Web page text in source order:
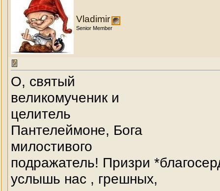
Vladimir
Senior Member
О, святый
великомученик и
целитель
Пантелеймоне, Бога
милостивого
подражатель! Призри
услышь нас , грешных,